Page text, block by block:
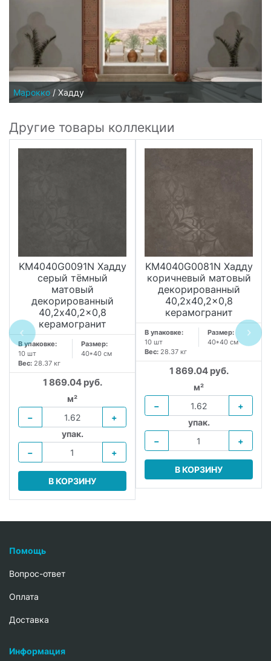
Марокко / Хадду
Другие товары коллекции
KM4040G0091N Хадду
серый тёмный
матовый
декорированный
40,2x40,2x0,8
керамогранит
В упаковке:
10 шт
Размер:
40*40 см
Вес: 28.37 кг
1 869.04 руб.
м²
−
+
упак.
−
+
В КОРЗИНУ
KM4040G0081N Хадду
коричневый матовый
декорированный
40,2x40,2x0,8
керамогранит
В упаковке:
10 шт
Размер:
40*40 см
Вес: 28.37 кг
1 869.04 руб.
м²
−
+
упак.
−
+
В КОРЗИНУ
Помощь
Вопрос-ответ
Oплата
Доставка
Информация